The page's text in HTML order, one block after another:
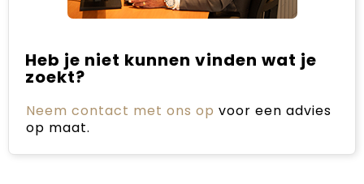
Heb je niet kunnen vinden wat je
zoekt?
Neem contact met ons op voor een advies
op maat.